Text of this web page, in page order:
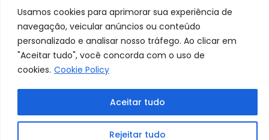
Usamos cookies para aprimorar sua experiência de
navegação, veicular anúncios ou conteúdo
personalizado e analisar nosso tráfego. Ao clicar em
"Aceitar tudo", você concorda com o uso de
cookies. Cookie Policy
Rejeitar tudo
Aceitar tudo
autorização expressa está sujeita às penalidades
legais.